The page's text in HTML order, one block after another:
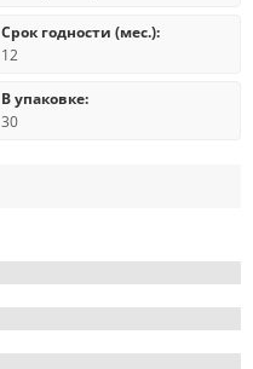
Срок годности (мес.):
12
В упаковке:
30